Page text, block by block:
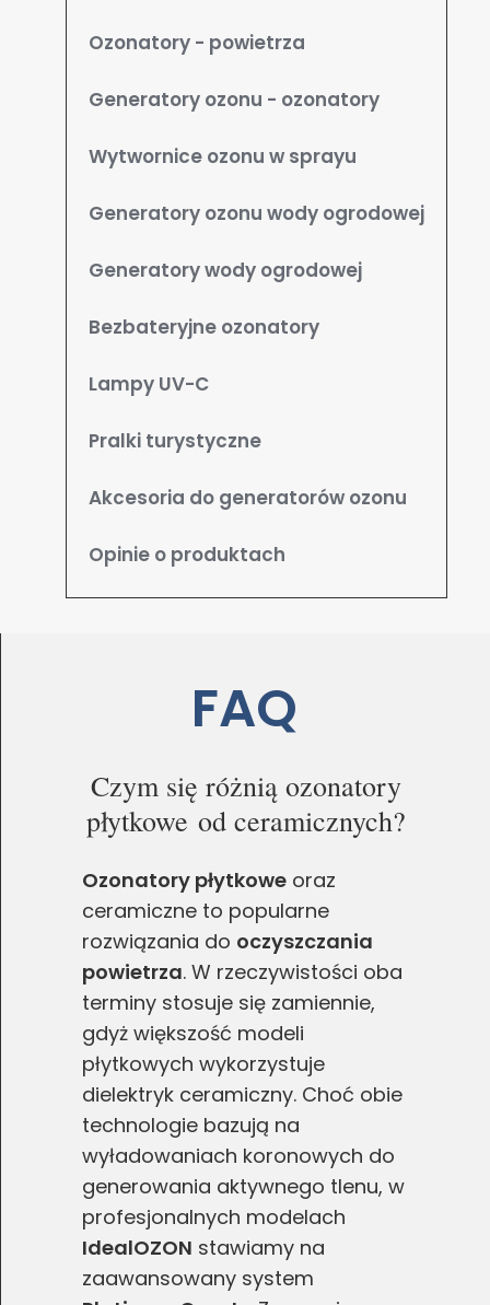
Ozonatory - powietrza
Generatory ozonu - ozonatory
Wytwornice ozonu w sprayu
Generatory ozonu wody ogrodowej
Generatory wody ogrodowej
Bezbateryjne ozonatory
Lampy UV-C
Pralki turystyczne
Akcesoria do generatorów ozonu
Opinie o produktach
FAQ
Czym się różnią ozonatory
płytkowe od ceramicznych?
Ozonatory płytkowe oraz
ceramiczne to popularne
rozwiązania do oczyszczania
powietrza. W rzeczywistości oba
terminy stosuje się zamiennie,
gdyż większość modeli
płytkowych wykorzystuje
dielektryk ceramiczny. Choć obie
technologie bazują na
wyładowaniach koronowych do
generowania aktywnego tlenu, w
profesjonalnych modelach
IdealOZON stawiamy na
zaawansowany system